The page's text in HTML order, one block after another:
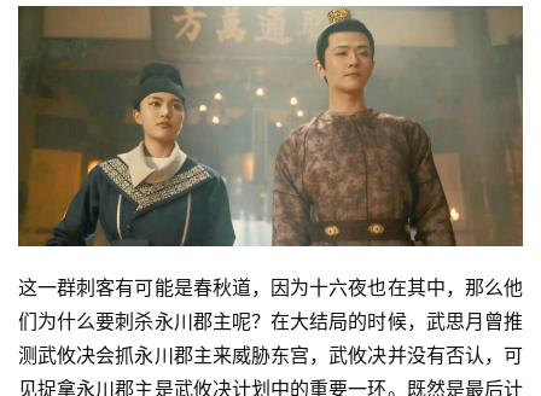
这一群刺客有可能是春秋道，因为十六夜也在其中，那么他
们为什么要刺杀永川郡主呢？在大结局的时候，武思月曾推
测武攸决会抓永川郡主来威胁东宫，武攸决并没有否认，可
见捉拿永川郡主是武攸决计划中的重要一环。既然是最后计